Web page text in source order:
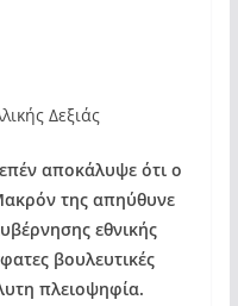
Δεξιάς
αποκάλυψε ότι ο
της απηύθυνε
εθνικής
βουλευτικές
πλειοψηφία.